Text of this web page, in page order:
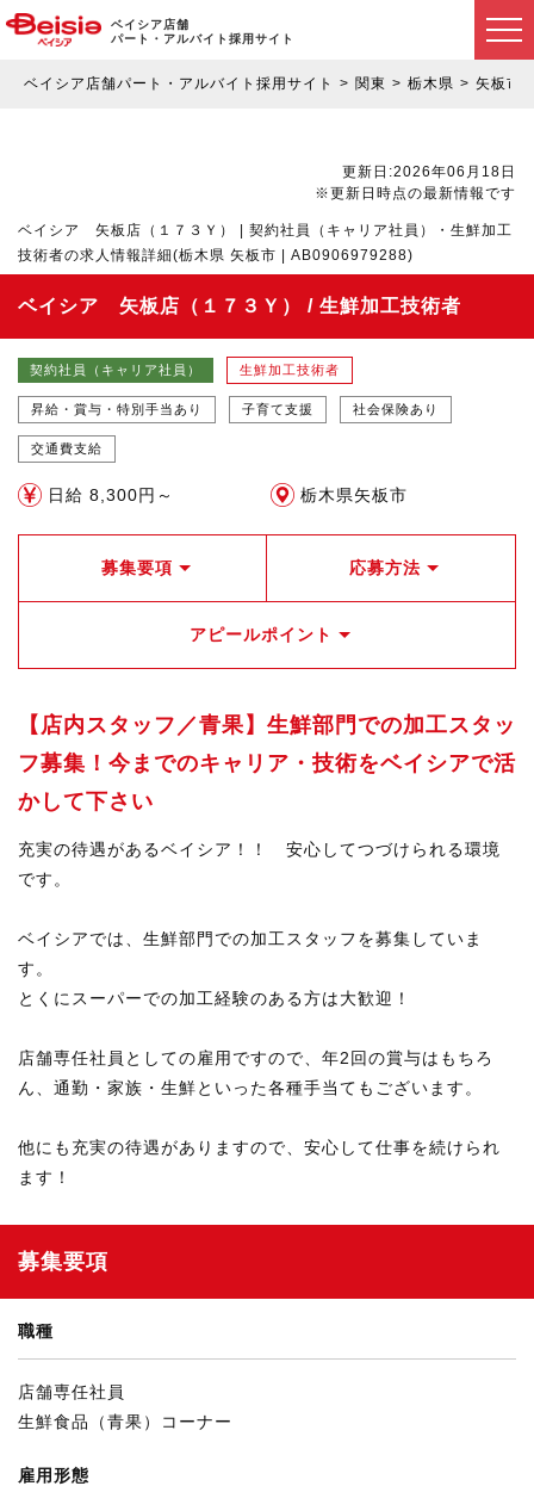
ベイシア店舗
パート・アルバイト採用サイト
ベイシア店舗パート・アルバイト採用サイト 関東 栃木県 矢板市
更新日:2026年06月18日
※更新日時点の最新情報です
ベイシア 矢板店（１７３Ｙ） | 契約社員（キャリア社員）・生鮮加工
技術者の求人情報詳細(栃木県 矢板市 | AB0906979288)
ベイシア 矢板店（１７３Ｙ） / 生鮮加工技術者
契約社員（キャリア社員） 生鮮加工技術者
昇給・賞与・特別手当あり 子育て支援 社会保険あり
交通費支給
日給 8,300円～ 栃木県矢板市
募集要項 応募方法
アピールポイント
【店内スタッフ／青果】生鮮部門での加工スタッ
フ募集！今までのキャリア・技術をベイシアで活
かして下さい
充実の待遇があるベイシア！！ 安心してつづけられる環境
です。
ベイシアでは、生鮮部門での加工スタッフを募集していま
す。
とくにスーパーでの加工経験のある方は大歓迎！
店舗専任社員としての雇用ですので、年2回の賞与はもちろ
ん、通勤・家族・生鮮といった各種手当てもございます。
他にも充実の待遇がありますので、安心して仕事を続けられ
ます！
募集要項
職種
店舗専任社員
生鮮食品（青果）コーナー
雇用形態